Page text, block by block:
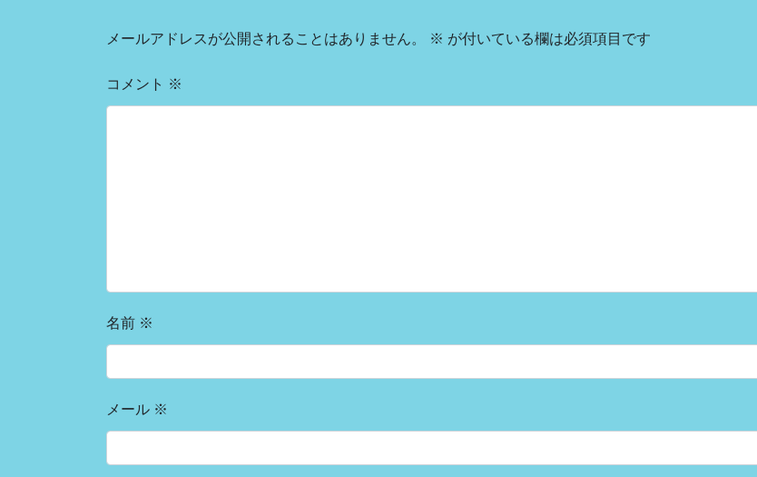
メールアドレスが公開されることはありません。 ※ が付いている欄は必須項目です
コメント ※
名前 ※
メール ※